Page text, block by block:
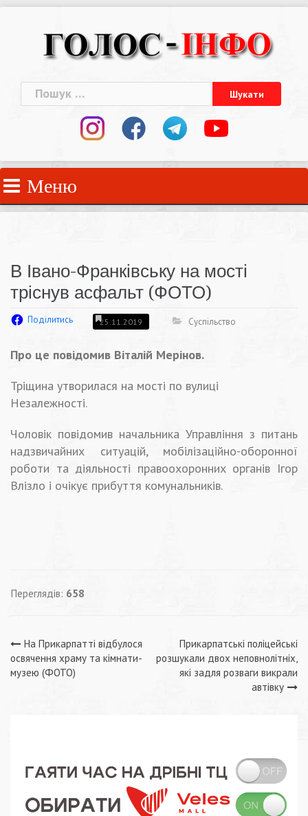
Пошук:
Меню
В Івано-Франківську на мості
тріснув асфальт (ФОТО)
Поділитись 25.11.2019 Суспільство
Про це повідомив Віталій Мерінов.
Тріщина утворилася на мості по вулиці
Незалежності.
Чоловік повідомив начальника Управління з питань
надзвичайних ситуацій, мобілізаційно-оборонної
роботи та діяльності правоохоронних органів Ігор
Влізло і очікує прибуття комунальників.
Переглядів: 658
Навігація
записів
На Прикарпатті відбулося
освячення храму та кімнати-
музею (ФОТО)
Прикарпатські поліцейські
розшукали двох неповнолітніх,
які задля розваги викрали
автівку